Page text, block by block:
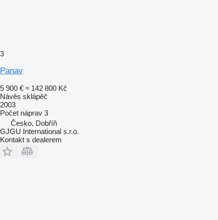
3
Panav
5 900 € ≈ 142 800 Kč
Návěs sklápěč
2003
Počet náprav 3
Česko, Dobříň
GJGU International s.r.o.
Kontakt s dealerem